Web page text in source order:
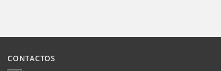
CONTACTOS